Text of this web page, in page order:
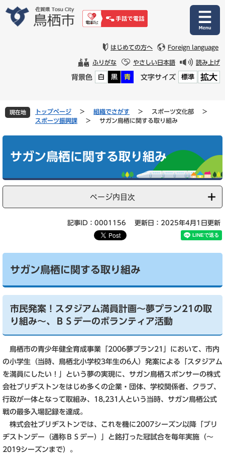
文
はじめての方へ Foreign language
ふりがな やさしい日本語 読み上げ
背景色 白 黒 青 文字サイズ 標準 拡大
現在地 トップページ > 組織でさがす > スポーツ文化部
>
スポーツ振興課
> サガン鳥栖に関する取り組み
サガン鳥栖に関する取り組み
ページ内目次
記事ID：0001156 更新日：2025年4月1日更新
サガン鳥栖に関する取り組み
市民発案！スタジアム満員計画～夢プラン21の取
り組み～、
ＢＳデーのボランティア活動
鳥栖市の青少年健全育成事業「2006夢プラン21」において、市内
の小学生（当時、鳥栖北小学校3年生の6人）発案による「スタジアム
を満員にしたい！」という夢の実現に、サガン鳥栖スポンサーの株式
会社ブリヂストンをはじめ多くの企業・団体、学校関係者、クラブ、
行政が一体となって取組み、18,231人という当時、サガン鳥栖公式
戦の最多入場記録を達成。
株式会社ブリヂストンでは、これを機に2007シーズン以降「ブリ
ヂストンデー（通称ＢＳデー）」と銘打った冠試合を毎年実施（～
2019シーズンまで）。